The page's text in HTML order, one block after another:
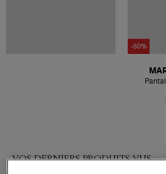
-50%
VOS DERNIERS PRODUITS VUS